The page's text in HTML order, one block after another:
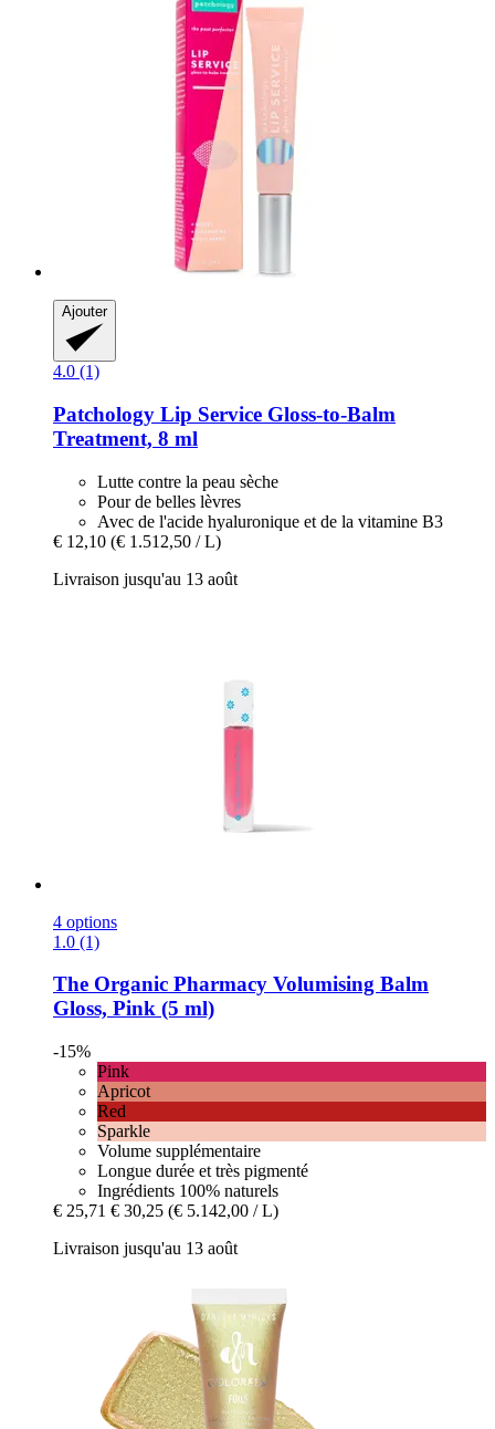
Ajouter
4.0 (1)
Patchology Lip Service Gloss-​to-​Balm
Treatment, 8 ml
Lutte contre la peau sèche
Pour de belles lèvres
Avec de l'acide hyaluronique et de la vitamine B3
€ 12,10 (€ 1.512,50 / L)
Livraison jusqu'au 13 août
4 options
1.0 (1)
The Organic Pharmacy Volumising Balm
Gloss, Pink (5 ml)
-15%
Pink
Apricot
Red
Sparkle
Volume supplémentaire
Longue durée et très pigmenté
Ingrédients 100% naturels
€ 25,71 € 30,25 (€ 5.142,00 / L)
Livraison jusqu'au 13 août